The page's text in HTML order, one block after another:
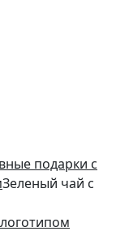
подарки с
Зеленый чай с